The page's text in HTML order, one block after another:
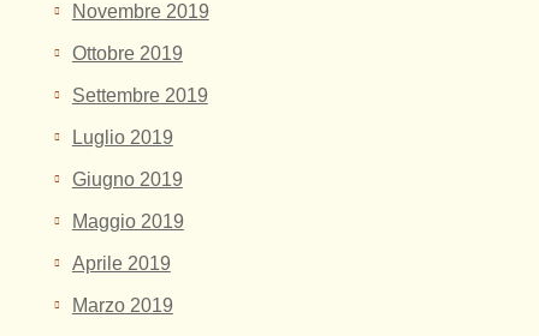
Novembre 2019
Ottobre 2019
Settembre 2019
Luglio 2019
Giugno 2019
Maggio 2019
Aprile 2019
Marzo 2019